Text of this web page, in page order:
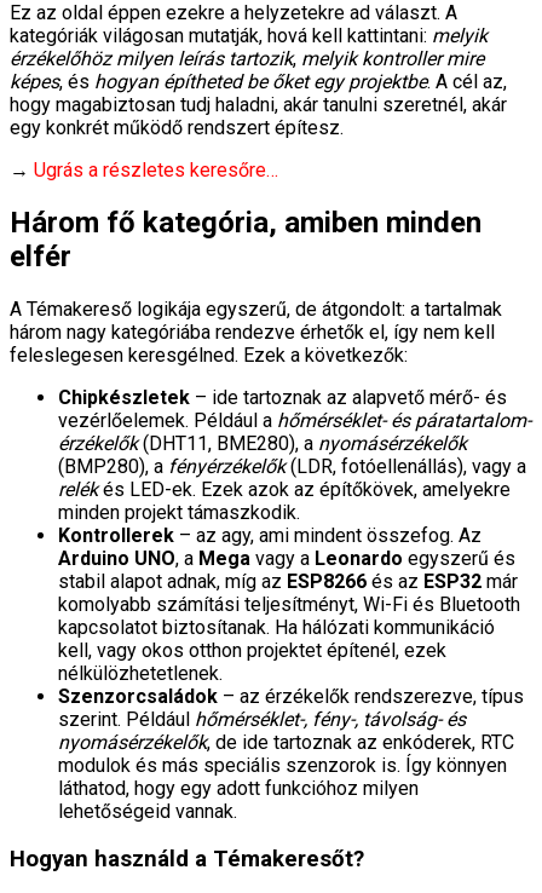
Ez az oldal éppen ezekre a helyzetekre ad választ. A
kategóriák világosan mutatják, hová kell kattintani: melyik
érzékelőhöz milyen leírás tartozik, melyik kontroller mire
képes, és hogyan építheted be őket egy projektbe. A cél az,
hogy magabiztosan tudj haladni, akár tanulni szeretnél, akár
egy konkrét működő rendszert építesz.
→ Ugrás a részletes keresőre…
Három fő kategória, amiben minden
elfér
A Témakereső logikája egyszerű, de átgondolt: a tartalmak
három nagy kategóriába rendezve érhetők el, így nem kell
feleslegesen keresgélned. Ezek a következők:
Chipkészletek – ide tartoznak az alapvető mérő- és
vezérlőelemek. Például a hőmérséklet- és páratartalom-
érzékelők(DHT11, BME280), a nyomásérzékelők
(BMP280), a fényérzékelők(LDR, fotóellenállás), vagy a
relékés LED-ek. Ezek azok az építőkövek, amelyekre
minden projekt támaszkodik.
Kontrollerek – az agy, ami mindent összefog. Az
Arduino UNO, a Mega vagy a Leonardo egyszerű és
stabil alapot adnak, míg az ESP8266 és az ESP32 már
komolyabb számítási teljesítményt, Wi-Fi és Bluetooth
kapcsolatot biztosítanak. Ha hálózati kommunikáció
kell, vagy okos otthon projektet építenél, ezek
nélkülözhetetlenek.
Szenzorcsaládok – az érzékelők rendszerezve, típus
szerint. Például hőmérséklet-, fény-, távolság- és
nyomásérzékelők, de ide tartoznak az enkóderek, RTC
modulok és más speciális szenzorok is. Így könnyen
láthatod, hogy egy adott funkcióhoz milyen
lehetőségeid vannak.
Hogyan használd a Témakeresőt?